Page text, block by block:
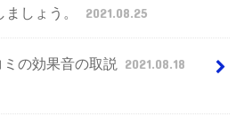
しょう。
2021.08.25
ミの効果音の取説 2021.08.18